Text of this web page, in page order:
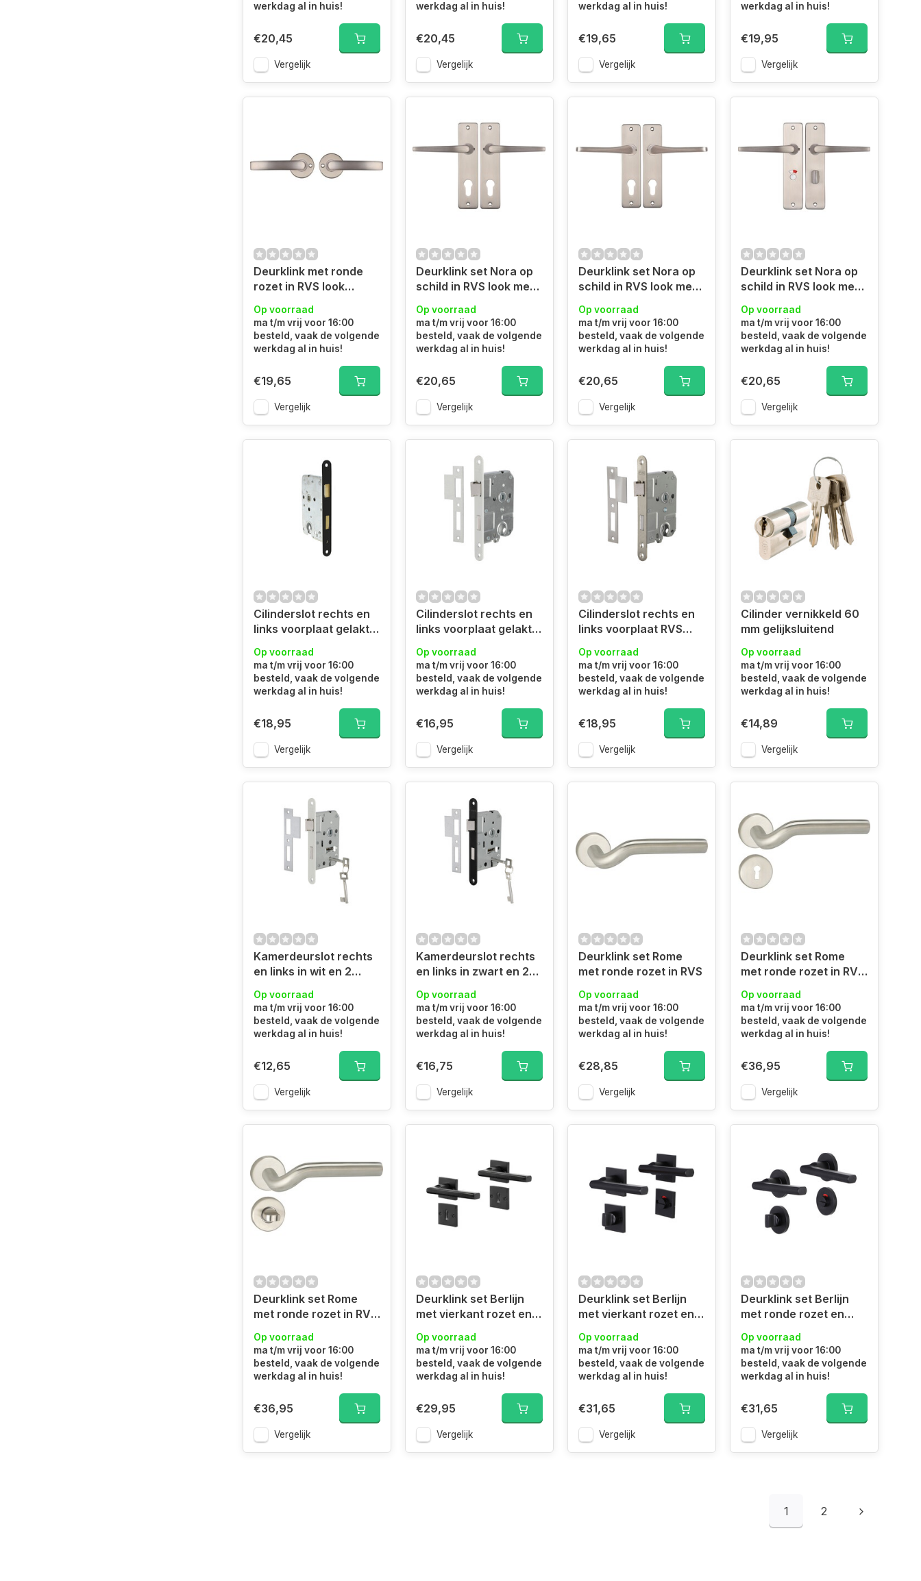
werkdag al in huis!
€20,45
Vergelijk
werkdag al in huis!
€20,45
Vergelijk
werkdag al in huis!
€19,65
Vergelijk
werkdag al in huis!
€19,95
Vergelijk
Deurklink met ronde
rozet in RVS look
Op voorraad
ma t/m vrij voor 16:00
besteld, vaak de volgende
werkdag al in huis!
€19,65
Vergelijk
Deurklink set Nora op
schild in RVS look met
Op voorraad
ma t/m vrij voor 16:00
besteld, vaak de volgende
werkdag al in huis!
€20,65
Vergelijk
Deurklink set Nora op
schild in RVS look met
Vlindermodel
Op voorraad
ma t/m vrij voor 16:00
besteld, vaak de volgende
werkdag al in huis!
€20,65
Vergelijk
Deurklink set Nora op
schild in RVS look met
model
Op voorraad
ma t/m vrij voor 16:00
besteld, vaak de volgende
werkdag al in huis!
€20,65
Vergelijk
Cilinderslot rechts en
links voorplaat gelakt
Op voorraad
ma t/m vrij voor 16:00
besteld, vaak de volgende
werkdag al in huis!
€18,95
Vergelijk
Cilinderslot rechts en
links voorplaat gelakt
Op voorraad
ma t/m vrij voor 16:00
besteld, vaak de volgende
werkdag al in huis!
€16,95
Vergelijk
Cilinderslot rechts en
links voorplaat RVS
Op voorraad
ma t/m vrij voor 16:00
besteld, vaak de volgende
werkdag al in huis!
€18,95
Vergelijk
Cilinder vernikkeld 60
mm gelijksluitend
Op voorraad
ma t/m vrij voor 16:00
besteld, vaak de volgende
werkdag al in huis!
€14,89
Vergelijk
Kamerdeurslot rechts
en links in wit en 2
Op voorraad
ma t/m vrij voor 16:00
besteld, vaak de volgende
werkdag al in huis!
€12,65
Vergelijk
Kamerdeurslot rechts
en links in zwart en 2
Op voorraad
ma t/m vrij voor 16:00
besteld, vaak de volgende
werkdag al in huis!
€16,75
Vergelijk
Deurklink set Rome
met ronde rozet in RVS
Op voorraad
ma t/m vrij voor 16:00
besteld, vaak de volgende
werkdag al in huis!
€28,85
Vergelijk
Deurklink set Rome
met ronde rozet in RVS
Op voorraad
ma t/m vrij voor 16:00
besteld, vaak de volgende
werkdag al in huis!
€36,95
Vergelijk
Deurklink set Rome
met ronde rozet in RVS
Op voorraad
ma t/m vrij voor 16:00
besteld, vaak de volgende
werkdag al in huis!
€36,95
Vergelijk
Deurklink set Berlijn
met vierkant rozet en
Op voorraad
ma t/m vrij voor 16:00
besteld, vaak de volgende
werkdag al in huis!
€29,95
Vergelijk
Deurklink set Berlijn
met vierkant rozet en
Op voorraad
ma t/m vrij voor 16:00
besteld, vaak de volgende
werkdag al in huis!
€31,65
Vergelijk
Deurklink set Berlijn
met ronde rozet en
Op voorraad
ma t/m vrij voor 16:00
besteld, vaak de volgende
werkdag al in huis!
€31,65
Vergelijk
1 2